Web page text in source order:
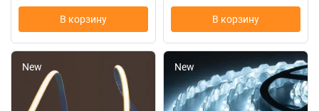
В корзину В корзину
New New